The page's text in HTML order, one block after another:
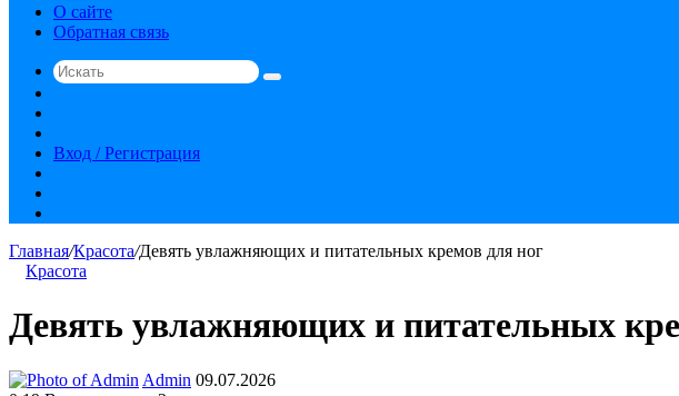
О сайте
Обратная связь
Искать
статья
Вход / Регистрация
Главная/Красота/Девять увлажняющих и питательных кремов для ног
Красота
Девять увлажняющих и питательных
Admin Send
09.07.2026